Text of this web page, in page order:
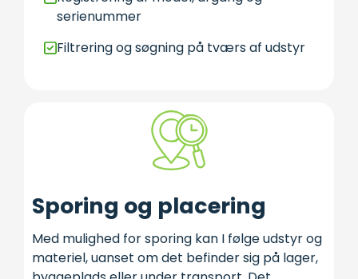
serienummer
Filtrering og søgning på tværs af udstyr
Sporing og placering
Med mulighed for sporing kan I følge udstyr og
materiel, uanset om det befinder sig på lager,